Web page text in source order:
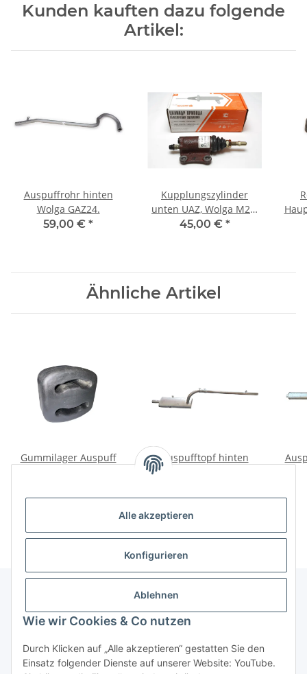
Alle akzeptieren
Konfigurieren
Ablehnen
Wie wir Cookies & Co nutzen
Durch Klicken auf „Alle akzeptieren“ gestatten Sie den
Einsatz folgender Dienste auf unserer Website: YouTube.
Kunden kauften dazu folgende
Artikel:
Auspuffrohr hinten
Wolga GAZ24.
59,00 € *
Kupplungszylinder
unten UAZ, Wolga M21,
GAZ24.
45,00 € *
Ähnliche Artikel
Gummilager Auspuff
Auspufftopf hinten
Informationen
Gesetzliche Informationen